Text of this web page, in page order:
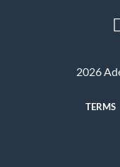
2026
TERMS